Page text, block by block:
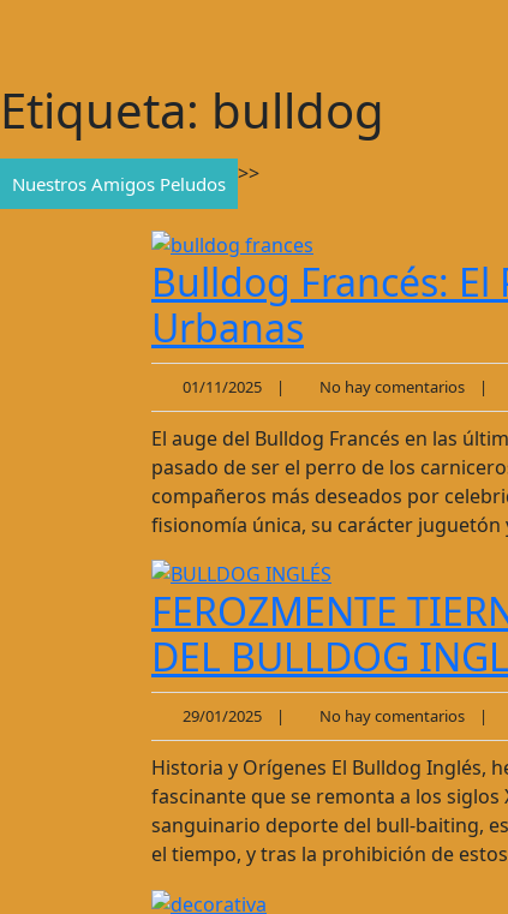
Etiqueta: bulldog
Nuestros Amigos Peludos >>
Bulldog Francés: El
Urbanas
01/11/2025 | No hay comentarios |
El auge del Bulldog Francés en las
pasado de ser el perro de los
compañeros más deseados por
fisionomía única, su carácter juguetón
FEROZMENTE
DEL BULLDOG
29/01/2025 | No hay comentarios |
Historia y Orígenes El Bulldog Inglés,
fascinante que se remonta a los
sanguinario deporte del bull-baiting,
el tiempo, y tras la prohibición de